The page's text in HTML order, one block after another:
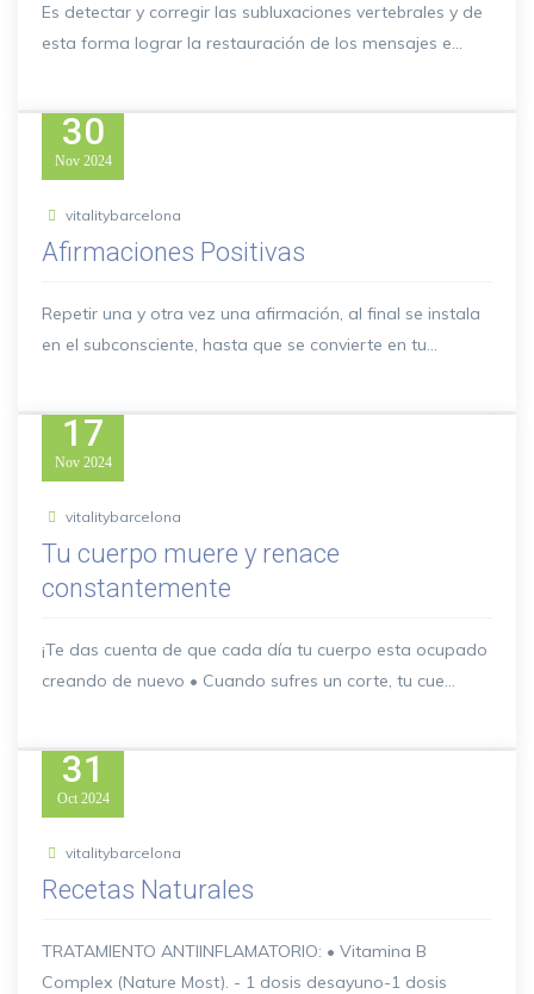
Es detectar y corregir las subluxaciones vertebrales y de
esta forma lograr la restauración de los mensajes e...
30
Nov 2024
vitalitybarcelona
Afirmaciones Positivas
Repetir una y otra vez una afirmación, al final se instala
en el subconsciente, hasta que se convierte en tu...
17
Nov 2024
vitalitybarcelona
Tu cuerpo muere y renace
constantemente
¡Te das cuenta de que cada día tu cuerpo esta ocupado
creando de nuevo • Cuando sufres un corte, tu cue...
31
Oct 2024
vitalitybarcelona
Recetas Naturales
TRATAMIENTO ANTIINFLAMATORIO: • Vitamina B
Complex (Nature Most). - 1 dosis desayuno-1 dosis